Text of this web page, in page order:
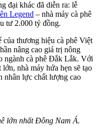
đại khác đã diễn ra: lễ
Legend – nhà máy cà phê
tư 2.000 tỷ đồng.
thương hiệu cà phê Việt
nâng cao giá trị nông
ngành cà phê Đắk Lắk. Với
nhà máy hứa hẹn sẽ tạo
nhân lực chất lượng cao
lớn nhất Đông Nam Á.